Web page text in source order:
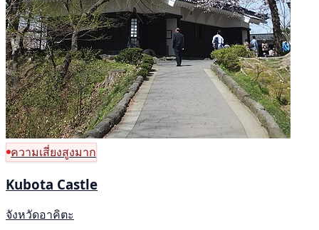
ความเสี่ยงสูงมาก
Kubota Castle
จังหวัดอาคิตะ